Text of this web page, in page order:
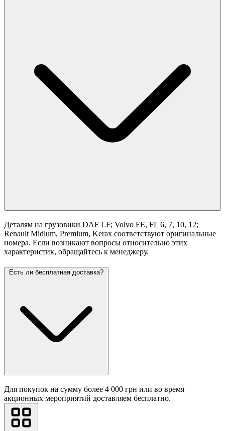
Деталям на грузовики DAF LF; Volvo FE, FL 6, 7, 10, 12;
Renault Midlum, Premium, Kerax соответствуют оригинальные
номера. Если возникают вопросы относительно этих
характеристик, обращайтесь к менеджеру.
Есть ли бесплатная доставка?
Для покупок на сумму более 4 000 грн или во время
акционных мероприятий доставляем бесплатно.